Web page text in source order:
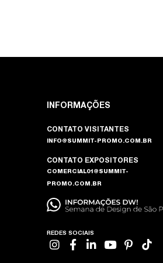
INFORMAÇÕES
CONTATO VISITANTES
INFO@SUMMIT-PROMO.COM.BR
CONTATO EXPOSITORES
COMERCIAL01@SUMMIT-
PROMO.COM.BR
REDES SOCIAIS